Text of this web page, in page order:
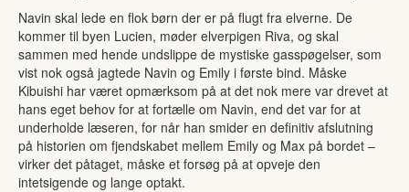
Navin skal lede en flok børn der er på flugt fra elverne. De
kommer til byen Lucien, møder elverpigen Riva, og skal
sammen med hende undslippe de mystiske gasspøgelser, som
vist nok også jagtede Navin og Emily i første bind. Måske
Kibuishi har været opmærksom på at det nok mere var drevet at
hans eget behov for at fortælle om Navin, end det var for at
underholde læseren, for når han smider en definitiv afslutning
på historien om fjendskabet mellem Emily og Max på bordet –
virker det påtaget, måske et forsøg på at opveje den
intetsigende og lange optakt.